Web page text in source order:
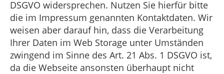
DSGVO widersprechen. Nutzen Sie hierfür bitte
die im Impressum genannten Kontaktdaten. Wir
weisen aber darauf hin, dass die Verarbeitung
Ihrer Daten im Web Storage unter Umständen
zwingend im Sinne des Art. 21 Abs. 1 DSGVO ist,
da die Webseite ansonsten überhaupt nicht